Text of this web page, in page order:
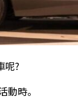
呢?
動時。